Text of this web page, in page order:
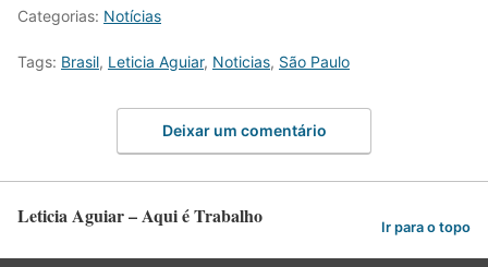
Categorias: Notícias
Tags: Brasil, Leticia Aguiar, Noticias, São Paulo
Deixar um comentário
Leticia Aguiar – Aqui é Trabalho Ir para o topo